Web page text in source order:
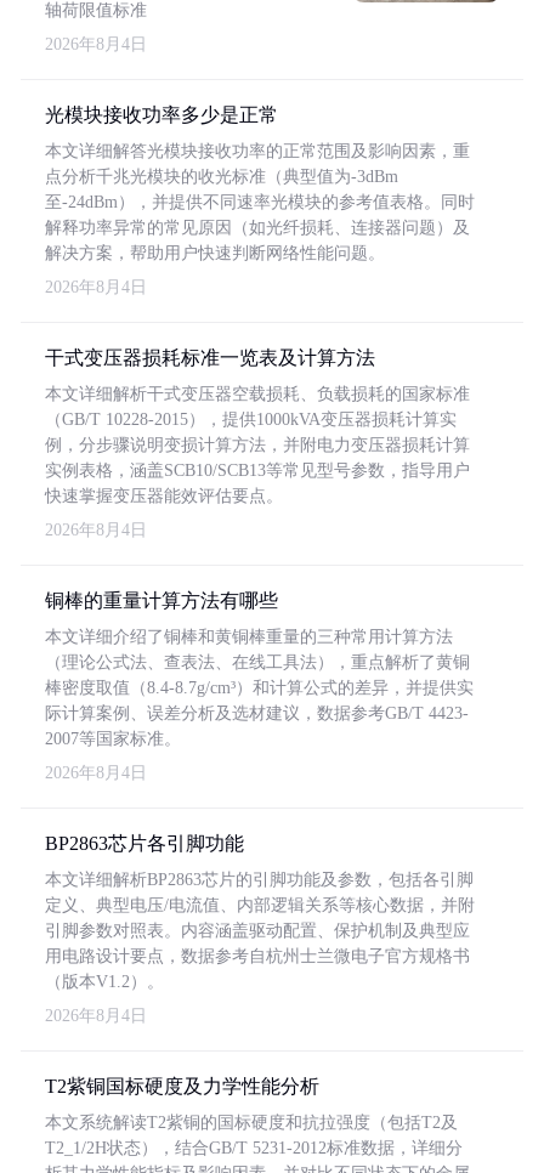
轴荷限值标准
2026年8月4日
光模块接收功率多少是正常
本文详细解答光模块接收功率的正常范围及影响因素，重
点分析千兆光模块的收光标准（典型值为-3dBm
至-24dBm），并提供不同速率光模块的参考值表格。同时
解释功率异常的常见原因（如光纤损耗、连接器问题）及
解决方案，帮助用户快速判断网络性能问题。
2026年8月4日
干式变压器损耗标准一览表及计算方法
本文详细解析干式变压器空载损耗、负载损耗的国家标准
（GB/T 10228-2015），提供1000kVA变压器损耗计算实
例，分步骤说明变损计算方法，并附电力变压器损耗计算
实例表格，涵盖SCB10/SCB13等常见型号参数，指导用户
快速掌握变压器能效评估要点。
2026年8月4日
铜棒的重量计算方法有哪些
本文详细介绍了铜棒和黄铜棒重量的三种常用计算方法
（理论公式法、查表法、在线工具法），重点解析了黄铜
棒密度取值（8.4-8.7g/cm³）和计算公式的差异，并提供实
际计算案例、误差分析及选材建议，数据参考GB/T 4423-
2007等国家标准。
2026年8月4日
BP2863芯片各引脚功能
本文详细解析BP2863芯片的引脚功能及参数，包括各引脚
定义、典型电压/电流值、内部逻辑关系等核心数据，并附
引脚参数对照表。内容涵盖驱动配置、保护机制及典型应
用电路设计要点，数据参考自杭州士兰微电子官方规格书
（版本V1.2）。
2026年8月4日
T2紫铜国标硬度及力学性能分析
本文系统解读T2紫铜的国标硬度和抗拉强度（包括T2及
T2_1/2H状态），结合GB/T 5231-2012标准数据，详细分